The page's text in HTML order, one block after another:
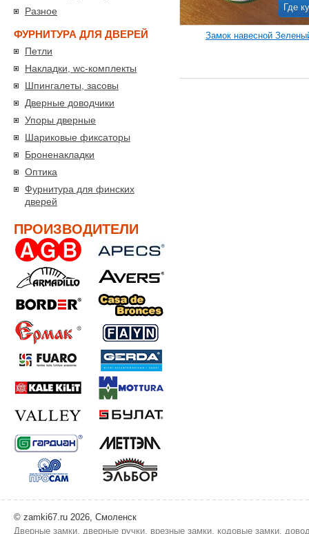
Разное
ФУРНИТУРА ДЛЯ ДВЕРЕЙ
Петли
Накладки, wc-комплекты
Шпингалеты, засовы
Дверные доводчики
Упоры дверные
Шариковые фиксаторы
Броненакладки
Оптика
Фурнитура для финских
дверей
ПРОИЗВОДИТЕЛИ
Где
Замок навесной
© zamki67.ru 2026, Смоленск
Дверные замки, дверные ручки, врезные замки, кодовые замки,